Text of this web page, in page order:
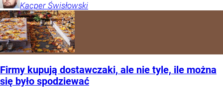
Kacper Świsłowski
Firmy kupują dostawczaki, ale nie tyle, ile można
się było spodziewać